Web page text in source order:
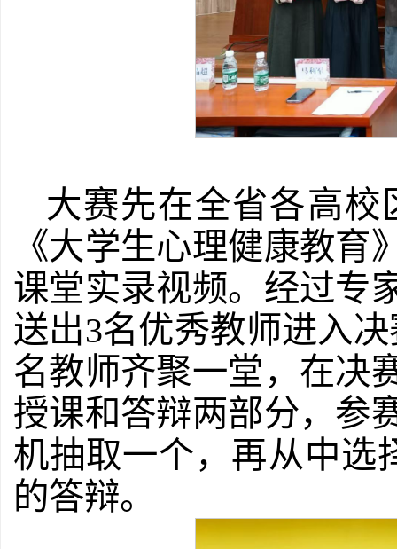
大赛先在全省各高
《大学生心理健康教
课堂实录视频。经过专
送出3名优秀教师进入
名教师齐聚一堂，在决
授课和答辩两部分，参
机抽取一个，再从中选
的答辩。